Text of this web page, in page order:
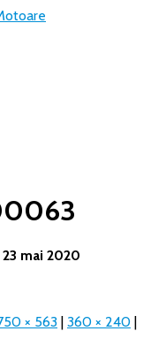
23 mai 2020
× 563 | 360 × 240 |